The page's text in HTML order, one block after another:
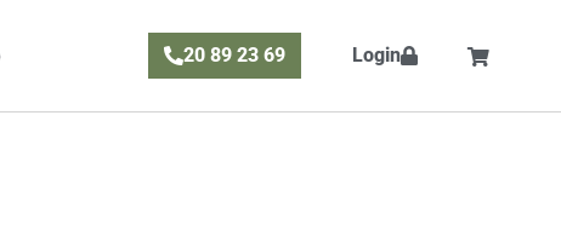
20 89 23 69 Login